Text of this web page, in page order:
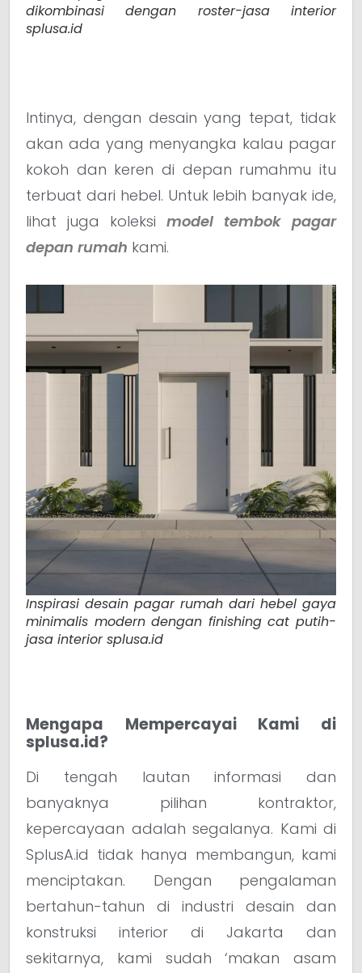
dikombinasi dengan roster-jasa interior
splusa.id
Intinya, dengan desain yang tepat, tidak
akan ada yang menyangka kalau pagar
kokoh dan keren di depan rumahmu itu
terbuat dari hebel. Untuk lebih banyak ide,
lihat juga koleksi model tembok pagar
depan rumah kami.
Inspirasi desain pagar rumah dari hebel gaya
minimalis modern dengan finishing cat putih-
jasa interior splusa.id
Mengapa Mempercayai Kami di
splusa.id?
Di tengah lautan informasi dan
banyaknya pilihan kontraktor,
kepercayaan adalah segalanya. Kami di
SplusA.id tidak hanya membangun, kami
menciptakan. Dengan pengalaman
bertahun-tahun di industri desain dan
konstruksi interior di Jakarta dan
sekitarnya, kami sudah ‘makan asam